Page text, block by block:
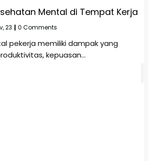
Mental di Tempat Kerja
23 | 0 Comments
pekerja memiliki dampak yang
kepuasan…